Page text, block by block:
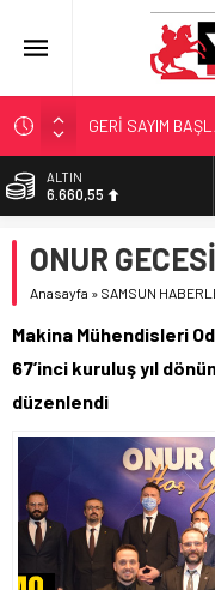
GERİ SAYIM
‘BAFRA’YA
YÖNETİCİ
ALTIN
6.660,55
13.779,39
DOLAR
55,1881
ONUR
Anasayfa » SAMSUN
Makina Mühendisleri
67’inci kuruluş yıl
düzenlendi